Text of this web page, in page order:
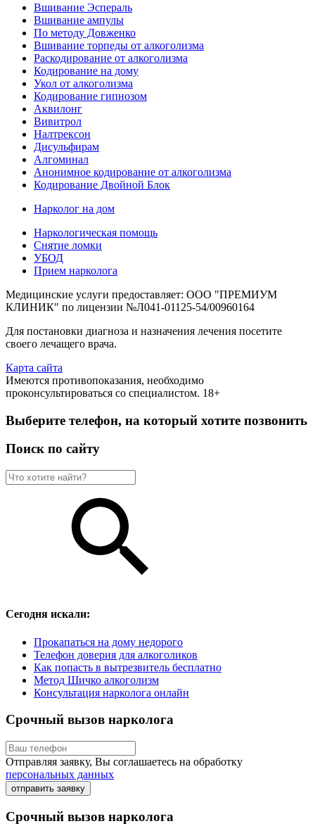
Вшивание Эспераль
Вшивание ампулы
По методу Довженко
Вшивание торпеды от алкоголизма
Раскодирование от алкоголизма
Кодирование на дому
Укол от алкоголизма
Кодирование гипнозом
Аквилонг
Вивитрол
Налтрексон
Дисульфирам
Алгоминал
Анонимное кодирование от алкоголизма
Кодирование Двойной Блок
Нарколог на дом
Наркологическая помощь
Снятие ломки
УБОД
Прием нарколога
Медицинские услуги предоставляет: ООО "ПРЕМИУМ
КЛИНИК" по лицензии №Л041-01125-54/00960164
Для постановки диагноза и назначения лечения посетите
своего лечащего врача.
Карта сайта
Имеются противопоказания, необходимо
проконсультироваться со специалистом. 18+
Выберите телефон, на который хотите позвонить
Поиск по сайту
Сегодня искали:
Прокапаться на дому недорого
Телефон доверия для алкоголиков
Как попасть в вытрезвитель бесплатно
Метод Шичко алкоголизм
Консультация нарколога онлайн
Срочный вызов нарколога
Отправляя заявку, Вы соглашаетесь на обработку
персональных данных
отправить заявку
Срочный вызов нарколога